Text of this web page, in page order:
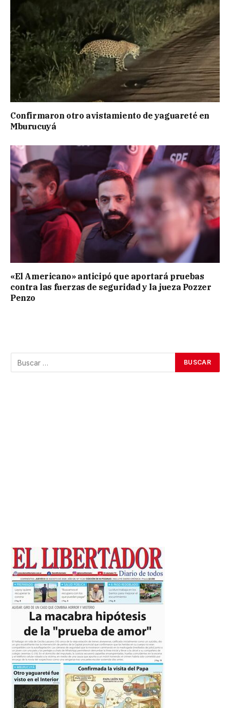
Confirmaron otro avistamiento de yaguareté en
Mburucuyá
«El Americano» anticipó que aportará pruebas
contra las fuerzas de seguridad y la jueza Pozzer
Penzo